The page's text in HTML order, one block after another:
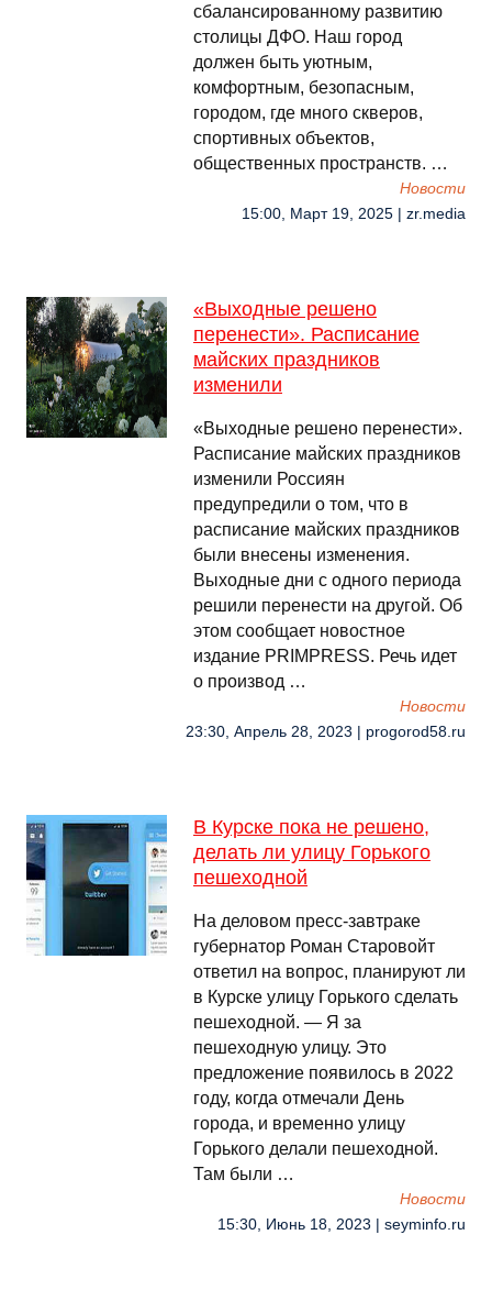
сбалансированному развитию
столицы ДФО. Наш город
должен быть уютным,
комфортным, безопасным,
городом, где много скверов,
спортивных объектов,
общественных пространств. …
Новости
15:00, Март 19, 2025 | zr.media
«Выходные решено
перенести». Расписание
майских праздников
изменили
«Выходные решено перенести».
Расписание майских праздников
изменили Россиян
предупредили о том, что в
расписание майских праздников
были внесены изменения.
Выходные дни с одного периода
решили перенести на другой. Об
этом сообщает новостное
издание PRIMPRESS. Речь идет
о производ …
Новости
23:30, Апрель 28, 2023 | progorod58.ru
В Курске пока не решено,
делать ли улицу Горького
пешеходной
На деловом пресс-завтраке
губернатор Роман Старовойт
ответил на вопрос, планируют ли
в Курске улицу Горького сделать
пешеходной. — Я за
пешеходную улицу. Это
предложение появилось в 2022
году, когда отмечали День
города, и временно улицу
Горького делали пешеходной.
Там были …
Новости
15:30, Июнь 18, 2023 | seyminfo.ru